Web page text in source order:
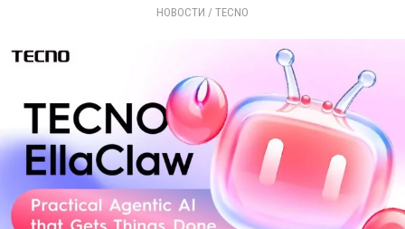
НОВОСТИ / TECNO